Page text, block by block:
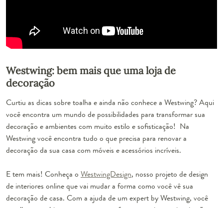
Westwing: bem mais que uma loja de
decoração
Curtiu as dicas sobre toalha e ainda não conhece a Westwing? Aqui
você encontra um mundo de possibilidades para transformar sua
decoração e ambientes com muito estilo e sofisticação! Na
Westwing você encontra tudo o que precisa para renovar a
decoração da sua casa com móveis e acessórios incríveis.
E tem mais! Conheça o WestwingDesign, nosso projeto de design
de interiores online que vai mudar a forma como você vê sua
decoração de casa. Com a ajuda de um expert by Westwing, você